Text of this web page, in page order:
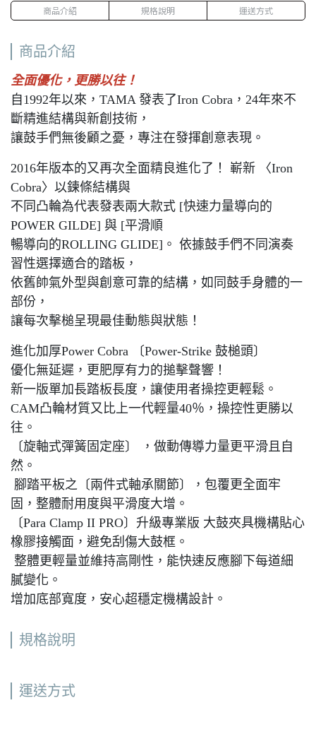
商品介紹 規格說明 運送方式
商品介紹
全面優化，更勝以往！
自1992年以來，TAMA 發表了Iron Cobra，24年來不
斷精進結構與新創技術，
讓鼓手們無後顧之憂，專注在發揮創意表現。
2016年版本的又再次全面精良進化了！ 嶄新 〈Iron
Cobra〉以鍊條結構與
不同凸輪為代表發表兩大款式 [快速力量導向的
POWER GILDE] 與 [平滑順
暢導向的ROLLING GLIDE]。 依據鼓手們不同演奏
習性選擇適合的踏板，
依舊帥氣外型與創意可靠的結構，如同鼓手身體的一
部份，
讓每次擊槌呈現最佳動態與狀態！
進化加厚Power Cobra 〔Power-Strike 鼓槌頭〕
優化無延遲， 更肥厚有力的搥擊聲響！
新一版單加長踏板長度，讓使用者操控更輕鬆。
CAM凸輪材質又比上一代輕量40％，操控性更勝以
往。
〔旋軸式彈簧固定座〕 ，做動傳導力量更平滑且自
然。
腳踏平板之〔兩件式軸承關節〕，包覆更全面牢
固，整體耐用度與平滑度大增。
〔Para Clamp II PRO〕升級專業版 大鼓夾具機構貼心
橡膠接觸面，避免刮傷大鼓框。
整體更輕量並維持高剛性，能快速反應腳下每道細
膩變化。
增加底部寬度，安心超穩定機構設計。
規格說明
運送方式